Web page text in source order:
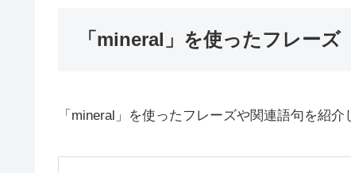
「mineral」を使ったフレーズ
「mineral」を使ったフレーズや関連語句を紹介